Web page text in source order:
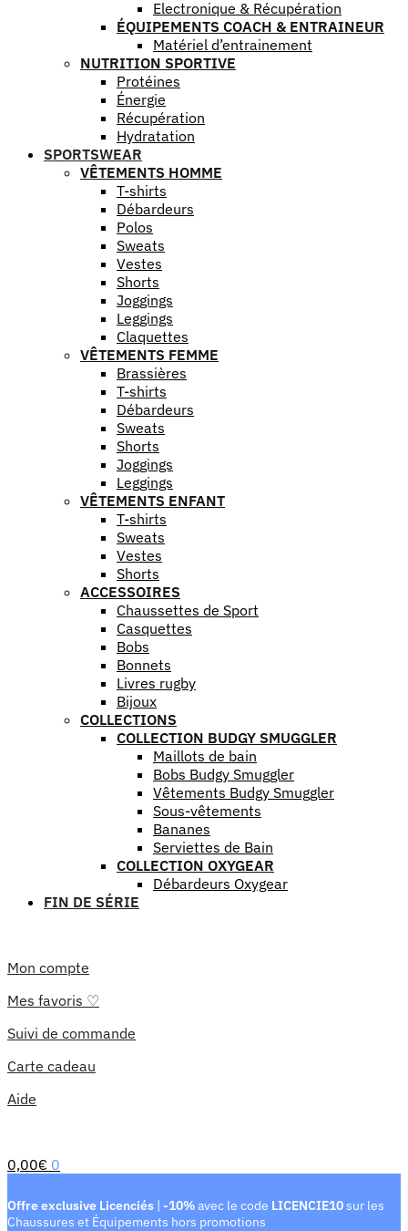
Electronique & Récupération
ÉQUIPEMENTS COACH & ENTRAINEUR
Matériel d’entrainement
NUTRITION SPORTIVE
Protéines
Énergie
Récupération
Hydratation
SPORTSWEAR
VÊTEMENTS HOMME
T-shirts
Débardeurs
Polos
Sweats
Vestes
Shorts
Joggings
Leggings
Claquettes
VÊTEMENTS FEMME
Brassières
T-shirts
Débardeurs
Sweats
Shorts
Joggings
Leggings
VÊTEMENTS ENFANT
T-shirts
Sweats
Vestes
Shorts
ACCESSOIRES
Chaussettes de Sport
Casquettes
Bobs
Bonnets
Livres rugby
Bijoux
COLLECTIONS
COLLECTION BUDGY SMUGGLER
Maillots de bain
Bobs Budgy Smuggler
Vêtements Budgy Smuggler
Sous-vêtements
Bananes
Serviettes de Bain
COLLECTION OXYGEAR
Débardeurs Oxygear
FIN DE SÉRIE
Mon compte
Mes favoris ♡
Suivi de commande
Carte cadeau
Aide
0,00€ 0
Offre exclusive Licenciés | -10%avec le code LICENCIE10sur les
Chaussures et Équipements hors promotions